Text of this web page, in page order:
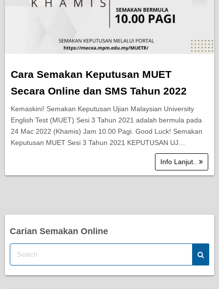
Kerja Kosong Terkini
Cara Semakan Keputusan MUET
Secara Online dan SMS Tahun 2022
Kemaskini! Semakan Keputusan Ujian Malaysian University
English Test (MUET) Sesi 3 Tahun 2021 adalah bermula pada
24 Mac 2022 (Khamis) Jam 10.00 Pagi. Good Luck! Semakan
Keputusan MUET Sesi 3 Tahun 2021 KEPUTUSAN UJ…
Info Lanjut..
Carian Semakan Online